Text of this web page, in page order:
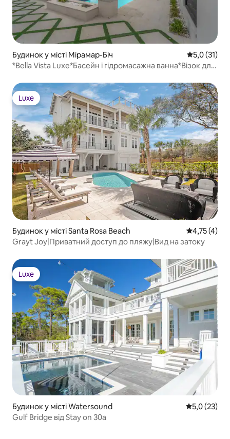
Будинок у місті Мірамар-Біч Середня
5,0 (31)
*Bella Vista Luxe*Басейн і гідромасажна ванна*Візок для
Luxe
Luxe
Будинок у місті Santa Rosa Beach Середня
4,75 (4)
Grayt Joy|Приватний доступ до пляжу|Вид на затоку
Luxe
Luxe
Будинок у місті Watersound Середня
5,0 (23)
Gulf Bridge від Stay on 30a